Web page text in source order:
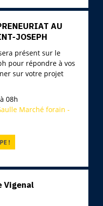
AU
JOSEPH
présent sur le
pour répondre à vos
sur votre projet
08h
Marché forain -
Vigenal